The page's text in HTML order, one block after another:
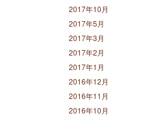
2017年10月
2017年5月
2017年3月
2017年2月
2017年1月
2016年12月
2016年11月
2016年10月